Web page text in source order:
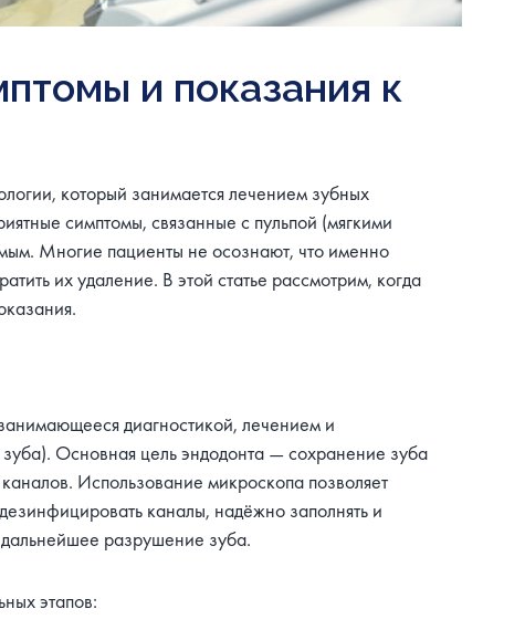
и показания к
который занимается лечением зубных
симптомы, связанные с пульпой (мягкими
Многие пациенты не осознают, что именно
их удаление. В этой статье рассмотрим, когда
диагностикой, лечением и
Основная цель эндодонта — сохранение зуба
Использование микроскопа позволяет
каналы, надёжно заполнять и
разрушение зуба.
этапов: